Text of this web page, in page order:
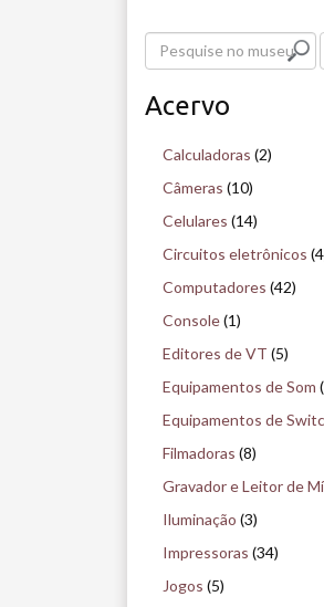
s
Acervo
Calculadoras (2)
Câmeras (10)
Celulares (14)
Circuitos eletrônicos
Computadores (42)
Console(1)
Editores de VT (5)
Equipamentos de Som
Equipamentos de
Filmadoras (8)
Gravador e Leitor de
Iluminação (3)
Impressoras (34)
Jogos (5)